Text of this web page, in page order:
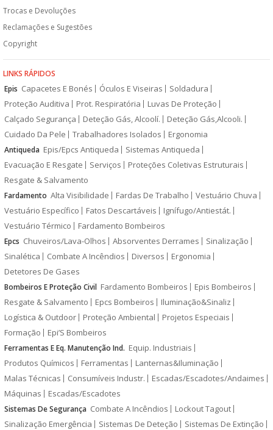
Trocas e Devoluções
Reclamações e Sugestões
Copyright
LINKS RÁPIDOS
Epis Capacetes E Bonés Óculos E Viseiras
Soldadura
Proteção Auditiva
Prot. Respiratória
Luvas De Proteção
Calçado Segurança
Deteção Gás, Alcoolí.
Deteção Gás,Alcooli.
Cuidado Da Pele
Trabalhadores Isolados Ergonomia
Antiqueda Epis/Epcs Antiqueda
Sistemas Antiqueda
Evacuação E Resgate
Serviços
Proteções Coletivas Estruturais
Resgate & Salvamento
Fardamento Alta Visibilidade Fardas De Trabalho
Vestuário Chuva
Vestuário Específico
Fatos Descartáveis
Ignífugo/Antiestát.
Vestuário Térmico
Fardamento Bombeiros
Epcs Chuveiros/Lava-Olhos Absorventes Derrames
Sinalização
Sinalética
Combate A Incêndios Diversos
Ergonomia
Detetores De Gases
Bombeiros E Proteção Civil Fardamento Bombeiros
Epis Bombeiros
Resgate & Salvamento
Epcs Bombeiros
Iluminação&Sinaliz
Logística & Outdoor
Proteção Ambiental
Projetos Especiais
Formação
Epi’S Bombeiros
Ferramentas E Eq. Manutenção Ind. Equip. Industriais
Produtos Químicos
Ferramentas
Lanternas&Iluminação
Malas Técnicas
Consumíveis Industr.
Escadas/Escadotes/Andaimes
Máquinas
Escadas/Escadotes
Sistemas De Segurança Combate A Incêndios
Lockout Tagout
Sinalização Emergência
Sistemas De Deteção
Sistemas De Extinção